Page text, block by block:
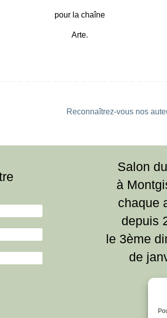
pour la chaîne
Arte.
Reconnaîtrez-vous nos
Salon
à
chaque
depuis
le 3ème
de